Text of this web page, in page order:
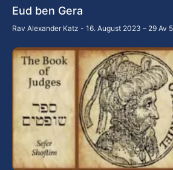
Eud ben Gera
Rav Alexander Katz 16. August 2023 – 29 Av